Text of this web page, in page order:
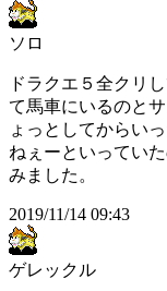
ソロ
ドラクエ５全クリ
て馬車にいるのと
ょっとしてからい
ねぇーといってい
みました。
2019/11/14 09:43
ゲレックル